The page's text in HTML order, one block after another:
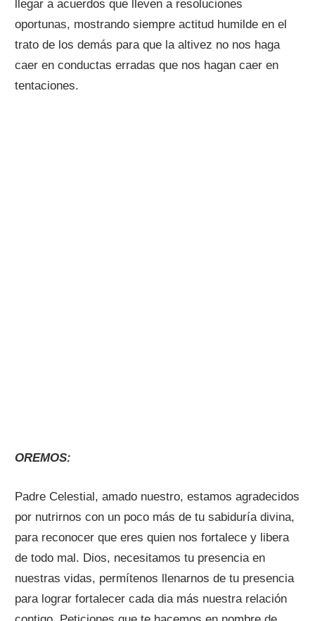
llegar a acuerdos que lleven a resoluciones
oportunas, mostrando siempre actitud humilde en el
trato de los demás para que la altivez no nos haga
caer en conductas erradas que nos hagan caer en
tentaciones.
OREMOS:
Padre Celestial, amado nuestro, estamos agradecidos
por nutrirnos con un poco más de tu sabiduría divina,
para reconocer que eres quien nos fortalece y libera
de todo mal. Dios, necesitamos tu presencia en
nuestras vidas, permítenos llenarnos de tu presencia
para lograr fortalecer cada dia más nuestra relación